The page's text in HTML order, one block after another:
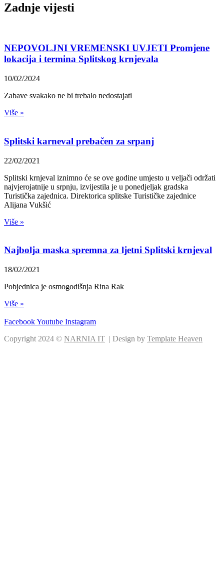
Zadnje vijesti
NEPOVOLJNI VREMENSKI UVJETI Promjene
lokacija i termina Splitskog krnjevala
10/02/2024
Zabave svakako ne bi trebalo nedostajati
Više »
Splitski karneval prebačen za srpanj
22/02/2021
Splitski krnjeval iznimno će se ove godine umjesto u veljači održati
najvjerojatnije u srpnju, izvijestila je u ponedjeljak gradska
Turistička zajednica. Direktorica splitske Turističke zajednice
Alijana Vukšić
Više »
Najbolja maska spremna za ljetni Splitski krnjeval
18/02/2021
Pobjednica je osmogodišnja Rina Rak
Više »
FacebookYoutube Instagram
Copyright 2024 © NARNIA IT | Design by Template Heaven